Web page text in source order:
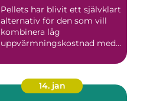
Pellets har blivit ett självklart
alternativ för den som vill
kombinera låg
uppvärmningskostnad med
14. jan